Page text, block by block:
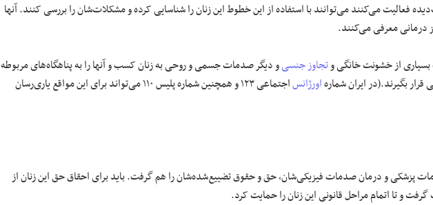
فعالیت می‌کنند می‌توانند با استفاده از این خطوط این زنان را شناسایی کرده و مشکلات‌شان را بررسی کنند. آنها
درمانی معرفی می‌کنند.
بسیاری از خشونت‌ خانگی وتجاوز جنسیو دیگر صدمات جسمی و روحی به زنان کسب و آنها را به پناهگاه‌های مربوطه
بگیرند.(در ایران شمارهاورژانس
اجتماعی ۱۲۳ و همچنین شماره پلیس ۱۱۰ می‌تواند برای این مواقع یاری‌رسان
پزشکی و درمان صدمات فیزیکی‌شان، حق و حقوق تضییع‌شده‌شان را هم گرفت. باید برای احقاق حق این زنان از
تا اتمام مراحل قانونی این زنان را حمایت کرد.